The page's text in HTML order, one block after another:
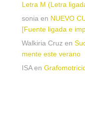
Letra M (Letra
sonia en NUEVO
[Fuente ligada e
Walkiria Cruz en
mente este verano
ISAen